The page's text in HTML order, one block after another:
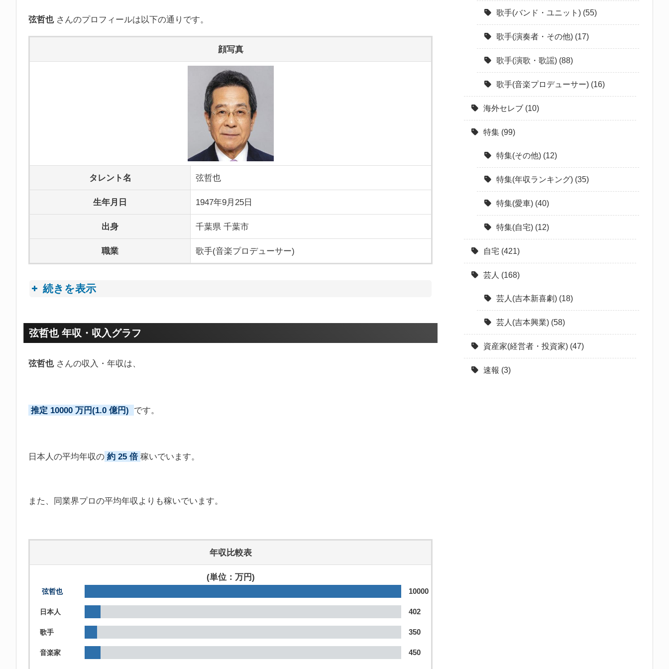
弦哲也 さんのプロフィールは以下の通りです。
顔写真
タレント名 弦哲也
生年月日 1947年9月25日
出身 千葉県 千葉市
職業 歌手(音楽プロデューサー)
続きを表示
プロフィールトピック
弦哲也 年収・収入グラフ
弦哲也 さんの収入・年収は、
推定 10000 万円(1.0 億円) です。
日本人の平均年収の 約 25 倍 稼いでいます。
また、同業界プロの平均年収よりも稼いでいます。
年収比較表
(単位：万円)
弦哲也 10000
日本人 402
歌手 350
音楽家 450
歌手(バンド・ユニット) (55)
歌手(演奏者・その他) (17)
歌手(演歌・歌謡) (88)
歌手(音楽プロデューサー) (16)
海外セレブ (10)
特集 (99)
特集(その他) (12)
特集(年収ランキング) (35)
特集(愛車) (40)
特集(自宅) (12)
自宅 (421)
芸人 (168)
芸人(吉本新喜劇) (18)
芸人(吉本興業) (58)
資産家(経営者・投資家) (47)
速報 (3)